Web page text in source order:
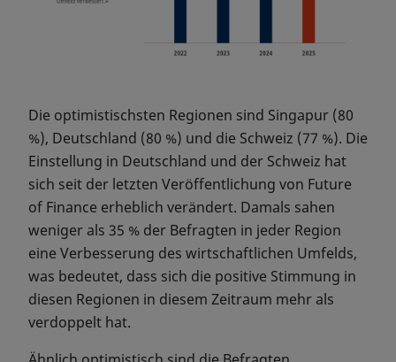
Die optimistischsten Regionen sind Singapur (80
%), Deutschland (80 %) und die Schweiz (77 %). Die
Einstellung in Deutschland und der Schweiz hat
sich seit der letzten Veröffentlichung von Future
of Finance erheblich verändert. Damals sahen
weniger als 35 % der Befragten in jeder Region
eine Verbesserung des wirtschaftlichen Umfelds,
was bedeutet, dass sich die positive Stimmung in
diesen Regionen in diesem Zeitraum mehr als
verdoppelt hat.